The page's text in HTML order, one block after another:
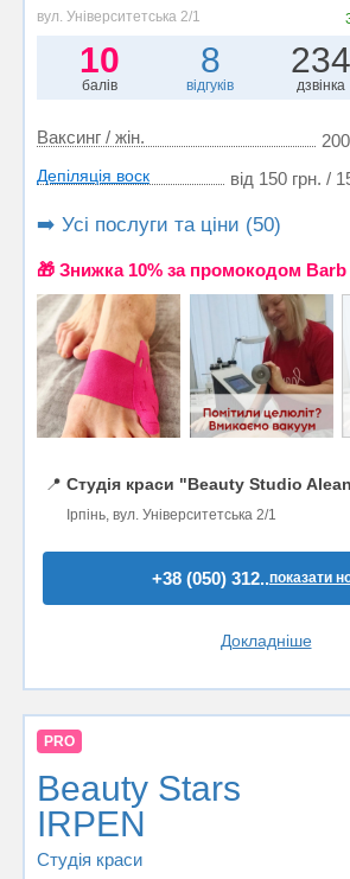
вул. Університетська 2/1
10
балів
8
відгуків
234
дзвінка
Ваксинг / жін.
Депіляція воск від 150 грн. /
➡️ Усі послуги та ціни (50)
🎁 Знижка 10% за промокодом Barb
📍 Студія краси "Beauty Studio
Ірпінь, вул. Університетська 2/1
+38 (050) 312..показати
Докладніше
PRO
Beauty Stars
IRPEN
Студія краси